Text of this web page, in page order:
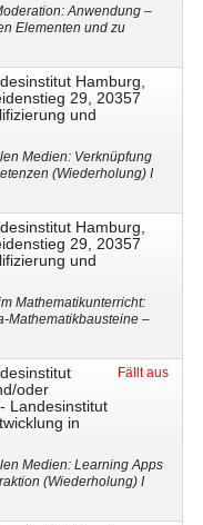
Anwendun​g –
Elementen und zu
Hamburg,
29, 20357
und
Medien: Verknüpfung
(Wiederholung) I
Hamburg,
29, 20357
und
Mathematikunterricht:
Mathematikbausteine –
oder
Landesinstitut
in
Fällt aus
Medien: Learning Apps
(Wiederholung) I